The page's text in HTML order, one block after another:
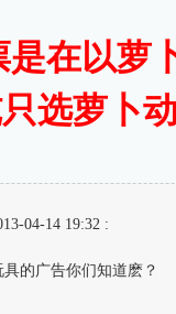
在以萝
选萝卜动
04-14 19:32 :
的广告你们知道麽？